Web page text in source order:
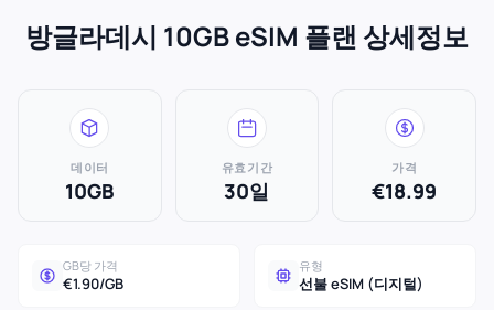
방글라데시 10GB eSIM 플랜 상세정보
데이터
10GB
유효기간
30일
가격
€18.99
GB당 가격
€1.90/GB
유형
선불 eSIM (디지털)